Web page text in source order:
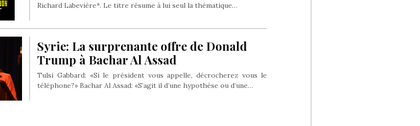
Richard Labevière*. Le titre résume à lui seul la thématique…
Syrie: La surprenante offre de Donald
Trump à Bachar Al Assad
Tulsi Gabbard: «Si le président vous appelle, décrocherez vous le
téléphone?» Bachar Al Assad: «S’agit il d’une hypothèse ou d’une…